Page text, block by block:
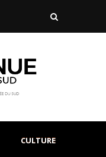
CULTURE